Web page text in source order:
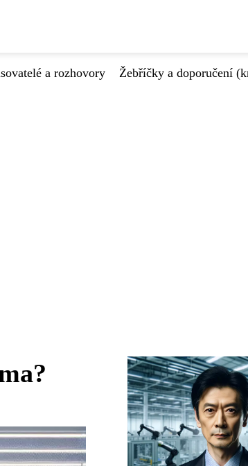
a rozhovory Žebříčky a doporučení